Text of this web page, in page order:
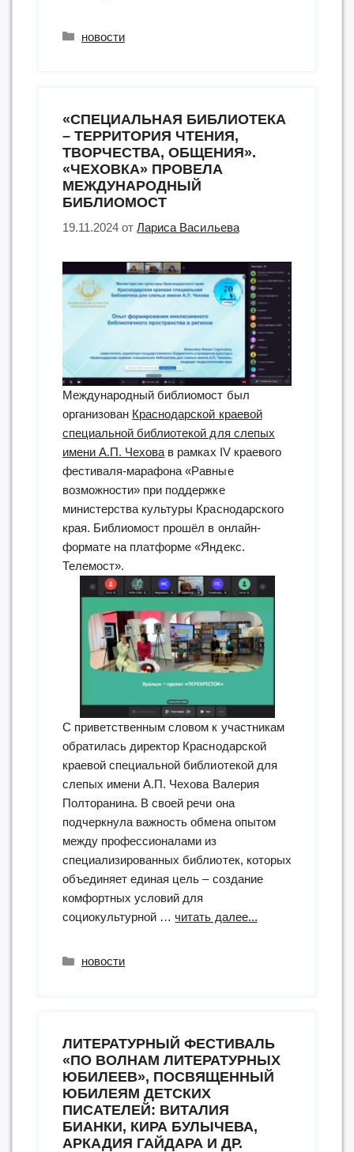
рамках
реализации
грантового
проекта
«Башкортостан
земля
Рубрики
новости
«СПЕЦИАЛЬНАЯ БИБЛИОТЕКА
– ТЕРРИТОРИЯ ЧТЕНИЯ,
ТВОРЧЕСТВА, ОБЩЕНИЯ».
«ЧЕХОВКА» ПРОВЕЛА
МЕЖДУНАРОДНЫЙ
БИБЛИОМОСТ
19.11.2024 отЛариса Васильева
Международный библиомост был
организован Краснодарской краевой
специальной библиотекой для слепых
имени А.П. Чехова в рамках IV краевого
фестиваля-марафона «Равные
возможности» при поддержке
министерства культуры Краснодарского
края. Библиомост прошёл в онлайн-
формате на платформе «Яндекс.
Телемост».
С приветственным словом к участникам
обратилась директор Краснодарской
краевой специальной библиотекой для
слепых имени А.П. Чехова Валерия
Полторанина. В своей речи она
подчеркнула важность обмена опытом
между профессионалами из
специализированных библиотек, которых
объединяет единая цель – создание
комфортных условий для
социокультурной …читать далее...
«Чеховка»
провела
Рубрики
новости
ЛИТЕРАТУРНЫЙ ФЕСТИВАЛЬ
«ПО ВОЛНАМ ЛИТЕРАТУРНЫХ
ЮБИЛЕЕВ», ПОСВЯЩЕННЫЙ
ЮБИЛЕЯМ ДЕТСКИХ
ПИСАТЕЛЕЙ: ВИТАЛИЯ
БИАНКИ, КИРА БУЛЫЧЕВА,
АРКАДИЯ ГАЙДАРА И ДР.